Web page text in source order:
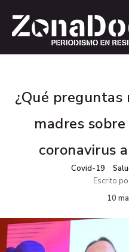
¿Qué preguntas
madres
coronavirus
Covid-19
Escrito
10